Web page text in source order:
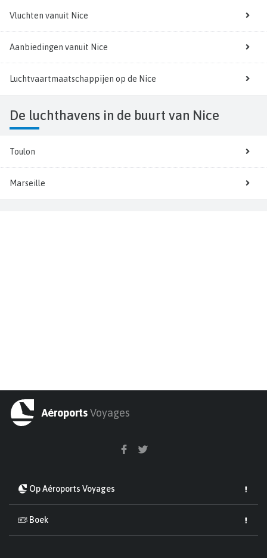
Vluchten vanuit Nice
Aanbiedingen vanuit Nice
Luchtvaartmaatschappijen op de Nice
De luchthavens in de buurt van Nice
Toulon
Marseille
AéroportsVoyages
Op Aéroports Voyages
Boek